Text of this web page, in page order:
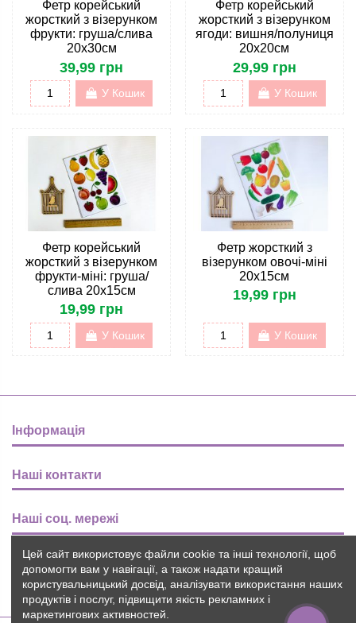
Фетр корейський
жорсткий з візерунком
фрукти: груша/слива
20х30см
39,99 грн
У Кошик
Фетр корейський
жорсткий з візерунком
ягоди: вишня/полуниця
20х20см
29,99 грн
У Кошик
Фетр корейський
жорсткий з візерунком
фрукти-міні: груша/
слива 20х15см
19,99 грн
У Кошик
Фетр жорсткий з
візерунком овочі-міні
20х15см
19,99 грн
У Кошик
Інформація
Наші контакти
Наші соц. мережі
Розсилка
Цей сайт використовує файли cookie та інші технології, щоб
допомогти вам у навігації, а також надати кращий
користувальницький досвід, аналізувати використання наших
продуктів і послуг, підвищити якість рекламних і
маркетингових активностей.